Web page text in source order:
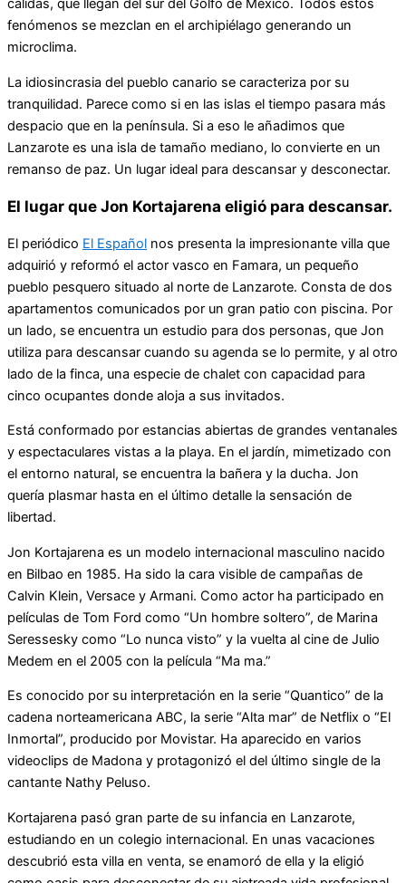
cálidas, que llegan del sur del Golfo de México. Todos estos
fenómenos se mezclan en el archipiélago generando un
microclima.
La idiosincrasia del pueblo canario se caracteriza por su
tranquilidad. Parece como si en las islas el tiempo pasara más
despacio que en la península. Si a eso le añadimos que
Lanzarote es una isla de tamaño mediano, lo convierte en un
remanso de paz. Un lugar ideal para descansar y desconectar.
El lugar que Jon Kortajarena eligió para descansar.
El periódico El Español nos presenta la impresionante villa que
adquirió y reformó el actor vasco en Famara, un pequeño
pueblo pesquero situado al norte de Lanzarote. Consta de dos
apartamentos comunicados por un gran patio con piscina. Por
un lado, se encuentra un estudio para dos personas, que Jon
utiliza para descansar cuando su agenda se lo permite, y al otro
lado de la finca, una especie de chalet con capacidad para
cinco ocupantes donde aloja a sus invitados.
Está conformado por estancias abiertas de grandes ventanales
y espectaculares vistas a la playa. En el jardín, mimetizado con
el entorno natural, se encuentra la bañera y la ducha. Jon
quería plasmar hasta en el último detalle la sensación de
libertad.
Jon Kortajarena es un modelo internacional masculino nacido
en Bilbao en 1985. Ha sido la cara visible de campañas de
Calvin Klein, Versace y Armani. Como actor ha participado en
películas de Tom Ford como “Un hombre soltero”, de Marina
Seressesky como “Lo nunca visto” y la vuelta al cine de Julio
Medem en el 2005 con la película “Ma ma.”
Es conocido por su interpretación en la serie “Quantico” de la
cadena norteamericana ABC, la serie “Alta mar” de Netflix o “El
Inmortal”, producido por Movistar. Ha aparecido en varios
videoclips de Madona y protagonizó el del último single de la
cantante Nathy Peluso.
Kortajarena pasó gran parte de su infancia en Lanzarote,
estudiando en un colegio internacional. En unas vacaciones
descubrió esta villa en venta, se enamoró de ella y la eligió